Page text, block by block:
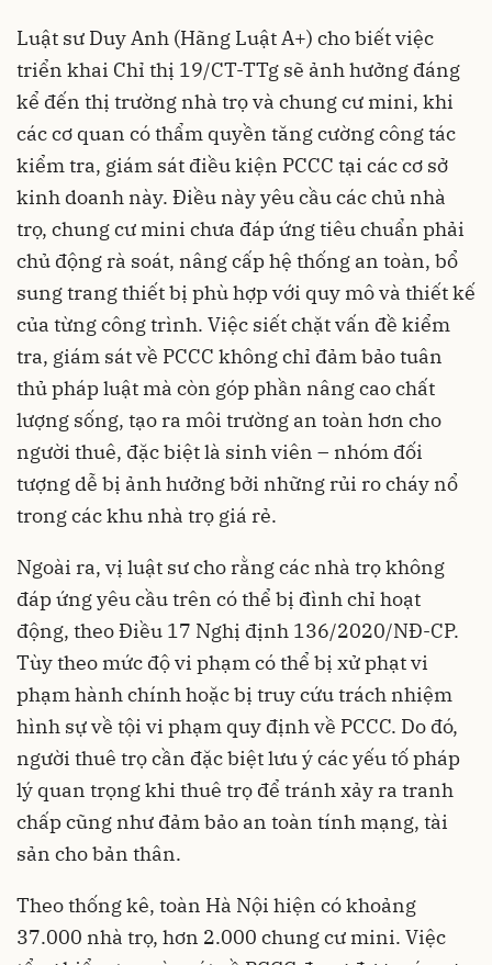
Luật sư Duy Anh (Hãng Luật A+) cho biết việc
triển khai Chỉ thị 19/CT-TTg sẽ ảnh hưởng đáng
kể đến thị trường nhà trọ và chung cư mini, khi
các cơ quan có thẩm quyền tăng cường công tác
kiểm tra, giám sát điều kiện PCCC tại các cơ sở
kinh doanh này. Điều này yêu cầu các chủ nhà
trọ, chung cư mini chưa đáp ứng tiêu chuẩn phải
chủ động rà soát, nâng cấp hệ thống an toàn, bổ
sung trang thiết bị phù hợp với quy mô và thiết kế
của từng công trình. Việc siết chặt vấn đề kiểm
tra, giám sát về PCCC không chỉ đảm bảo tuân
thủ pháp luật mà còn góp phần nâng cao chất
lượng sống, tạo ra môi trường an toàn hơn cho
người thuê, đặc biệt là sinh viên – nhóm đối
tượng dễ bị ảnh hưởng bởi những rủi ro cháy nổ
trong các khu nhà trọ giá rẻ.
Ngoài ra, vị luật sư cho rằng các nhà trọ không
đáp ứng yêu cầu trên có thể bị đình chỉ hoạt
động, theo Điều 17 Nghị định 136/2020/NĐ-CP.
Tùy theo mức độ vi phạm có thể bị xử phạt vi
phạm hành chính hoặc bị truy cứu trách nhiệm
hình sự về tội vi phạm quy định về PCCC. Do đó,
người thuê trọ cần đặc biệt lưu ý các yếu tố pháp
lý quan trọng khi thuê trọ để tránh xảy ra tranh
chấp cũng như đảm bảo an toàn tính mạng, tài
sản cho bản thân.
Theo thống kê, toàn Hà Nội hiện có khoảng
37.000 nhà trọ, hơn 2.000 chung cư mini. Việc